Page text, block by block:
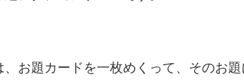
、お題カードを一枚めくって、そのお